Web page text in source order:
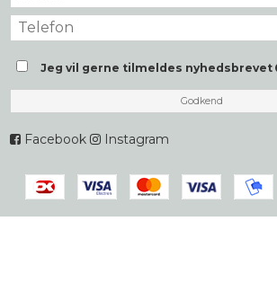
Jeg vil gerne tilmeldes nyhedsbrevet
Godkend
Facebook Instagram